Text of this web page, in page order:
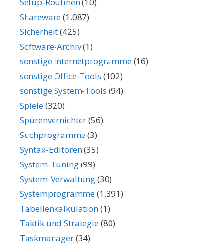
Shareware(1.087)
Sicherheit(425)
Software-Archiv(1)
sonstige Internetprogramme(16)
sonstige Office-Tools (102)
sonstige System-Tools (94)
Spiele(320)
Spurenvernichter(56)
Suchprogramme(3)
Syntax-Editoren(35)
System-Tuning(99)
System-Verwaltung(30)
Systemprogramme(1.391)
Tabellenkalkulation(1)
Taktik und Strategie(80)
Taskmanager(34)